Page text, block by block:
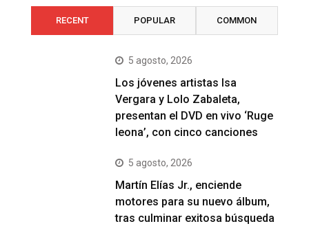
RECENT POPULAR COMMON
5 agosto, 2026
Los jóvenes artistas Isa
Vergara y Lolo Zabaleta,
presentan el DVD en vivo ‘Ruge
leona’, con cinco canciones
5 agosto, 2026
Martín Elías Jr., enciende
motores para su nuevo álbum,
tras culminar exitosa búsqueda